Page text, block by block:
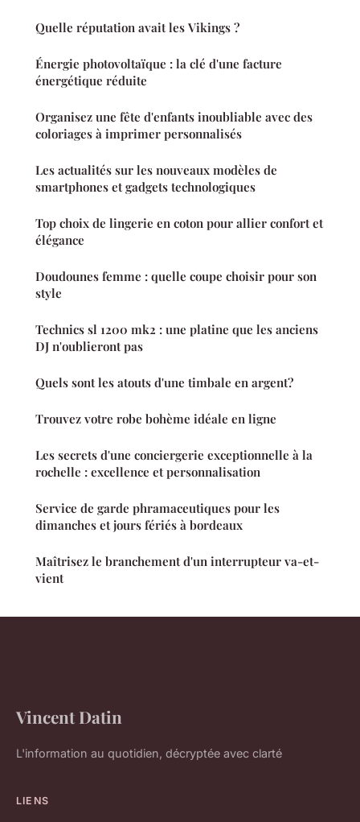
Quelle réputation avait les Vikings ?
Énergie photovoltaïque : la clé d'une facture
énergétique réduite
Organisez une fête d'enfants inoubliable avec des
coloriages à imprimer personnalisés
Les actualités sur les nouveaux modèles de
smartphones et gadgets technologiques
Top choix de lingerie en coton pour allier confort et
élégance
Doudounes femme : quelle coupe choisir pour son
style
Technics sl 1200 mk2 : une platine que les anciens
DJ n'oublieront pas
Quels sont les atouts d'une timbale en argent?
Trouvez votre robe bohème idéale en ligne
Les secrets d'une conciergerie exceptionnelle à la
rochelle : excellence et personnalisation
Service de garde phramaceutiques pour les
dimanches et jours fériés à bordeaux
Maîtrisez le branchement d'un interrupteur va-et-
vient
Vincent Datin
L'information au quotidien, décryptée avec clarté
LIENS